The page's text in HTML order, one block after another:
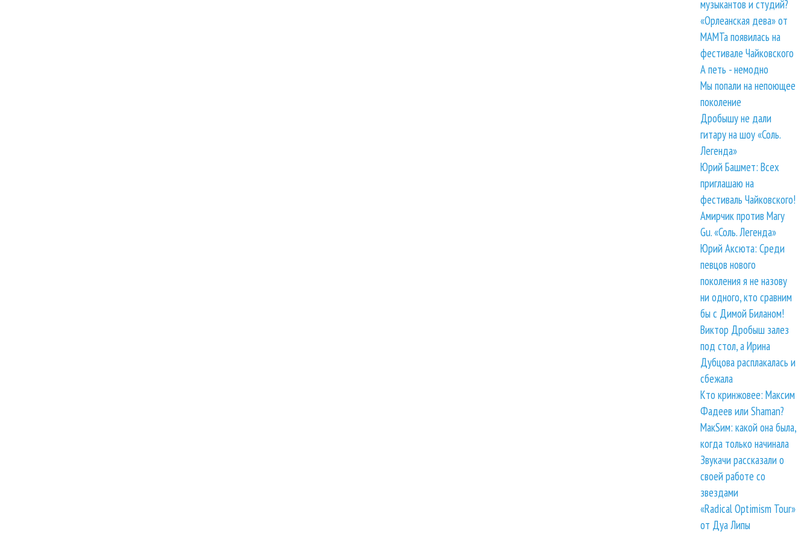
музыкантов и студий?
«Орлеанская дева» от
МАМТа появилась на
фестивале Чайковского
А петь - немодно
Мы попали на непоющее
поколение
Дробышу не дали
гитару на шоу «Соль.
Легенда»
Юрий Башмет: Всех
приглашаю на
фестиваль Чайковского!
Амирчик против Mary
Gu. «Соль. Легенда»
Юрий Аксюта: Среди
певцов нового
поколения я не назову
ни одного, кто сравним
бы с Димой Биланом!
Виктор Дробыш залез
под стол, а Ирина
Дубцова расплакалась и
сбежала
Кто кринжовее: Максим
Фадеев или Shaman?
МакSим: какой она была,
когда только начинала
Звукачи рассказали о
своей работе со
звездами
«Radical Optimism Tour»
от Дуа Липы